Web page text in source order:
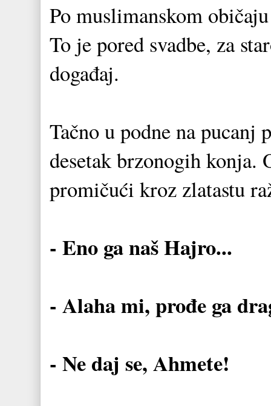
Po muslimanskom
To je pored svadbe, za
događaj.
Tačno u podne na
desetak brzonogih konja.
promičući kroz zlatastu
- Eno ga naš Hajro...
- Alaha mi, prođe ga
- Ne daj se, Ahmete!